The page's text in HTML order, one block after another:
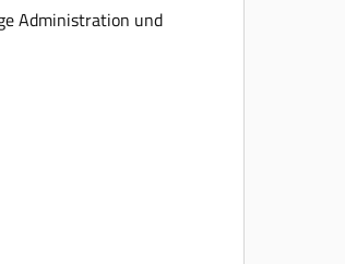
Administration und